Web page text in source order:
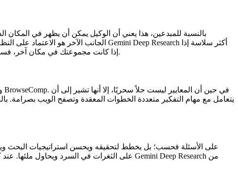
كنت تستخدم أيضًا Google Drive و Docs و Sheets. إذا كانت مجموعتك في مكان آخر، فستعتمد بشكل أكبر على واجهة برمجة التطبيقات أو أدوات الطرف الثالث لسد الفجوة.